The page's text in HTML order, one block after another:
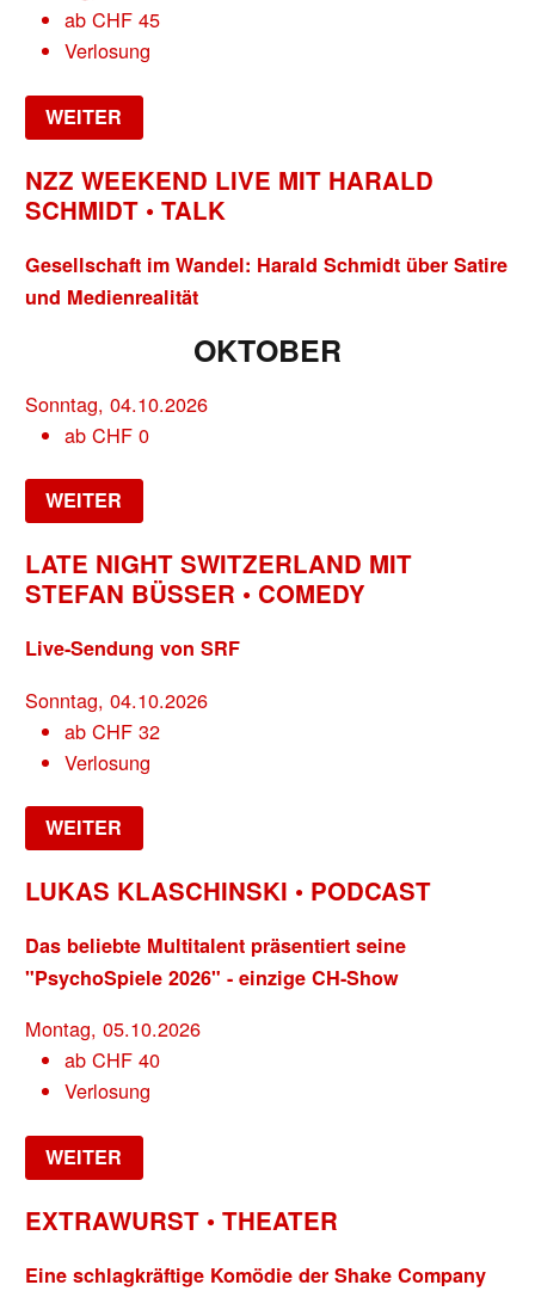
ab CHF45
Verlosung
WEITER
NZZ WEEKEND LIVE MIT HARALD
SCHMIDT • TALK
Gesellschaft im Wandel: Harald Schmidt über Satire
und Medienrealität
OKTOBER
Sonntag, 04.10.2026
ab CHF0
WEITER
LATE NIGHT SWITZERLAND MIT
STEFAN BÜSSER • COMEDY
Live-Sendung von SRF
Sonntag, 04.10.2026
ab CHF32
Verlosung
WEITER
LUKAS KLASCHINSKI • PODCAST
Das beliebte Multitalent präsentiert seine
"PsychoSpiele 2026" - einzige CH-Show
Montag, 05.10.2026
ab CHF40
Verlosung
WEITER
EXTRAWURST • THEATER
Eine schlagkräftige Komödie der Shake Company